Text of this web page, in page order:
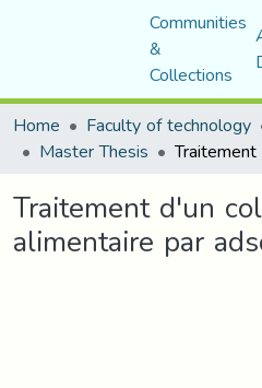
Communities
&
Collections
Home
Faculty of technology
Master Thesis
Traitement d'un
alimentaire par